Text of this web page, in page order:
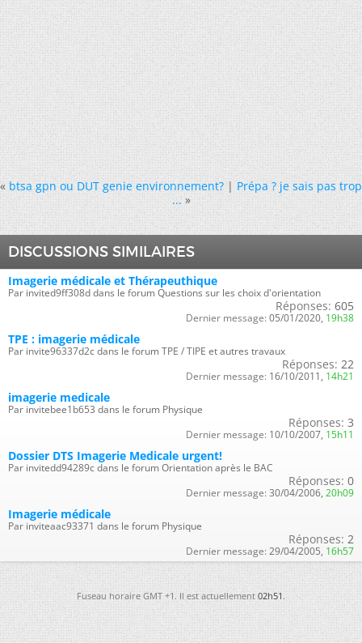
« btsa gpn ou DUT genie environnement?|Prépa ? je sais pas trop
... »
DISCUSSIONS SIMILAIRES
Imagerie médicale et Thérapeuthique
Par invited9ff308d dans le forum Questions sur les choix d'orientation
Réponses: 605
Dernier message: 05/01/2020, 19h38
TPE : imagerie médicale
Par invite96337d2c dans le forum TPE / TIPE et autres travaux
Réponses: 22
Dernier message: 16/10/2011, 14h21
imagerie medicale
Par invitebee1b653 dans le forum Physique
Réponses: 3
Dernier message: 10/10/2007, 15h11
Dossier DTS Imagerie Medicale urgent!
Par invitedd94289c dans le forum Orientation après le BAC
Réponses: 0
Dernier message: 30/04/2006, 20h09
Imagerie médicale
Par inviteaac93371 dans le forum Physique
Réponses: 2
Dernier message: 29/04/2005, 16h57
Fuseau horaire GMT +1. Il est actuellement02h51.